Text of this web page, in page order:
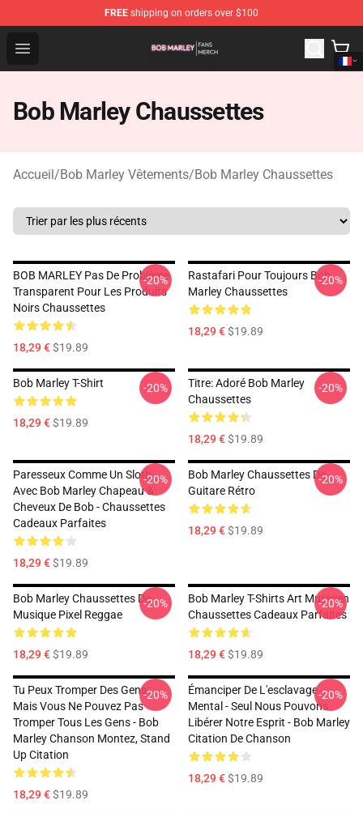
FREE shipping on orders over $100
Open menu
Bob Marley Shop - Official Bob Marley Merchandise
Bob Marley Chaussettes
Accueil/Bob Marley Vêtements/Bob Marley Chaussettes
BOB MARLEY Pas De Problème
Transparent Pour Les Produits
Noirs Chaussettes
18,29 €$19.89
-20%
Rastafari Pour Toujours Bob
Marley Chaussettes
18,29 €$19.89
-20%
Bob Marley T-Shirt
18,29 €$19.89
-20%
Titre: Adoré Bob Marley
Chaussettes
18,29 €$19.89
-20%
Paresseux Comme Un Sloth
Avec Bob Marley Chapeau &
Cheveux De Bob - Chaussettes
Cadeaux Parfaites
18,29 €$19.89
-20%
Bob Marley Chaussettes De
Guitare Rétro
18,29 €$19.89
-20%
Bob Marley Chaussettes De
Musique Pixel Reggae
18,29 €$19.89
-20%
Bob Marley T-Shirts Art Musicien
Chaussettes Cadeaux Parfaites
18,29 €$19.89
-20%
Tu Peux Tromper Des Gens.
Mais Vous Ne Pouvez Pas
Tromper Tous Les Gens - Bob
Marley Chanson Montez, Stand
Up Citation
18,29 €$19.89
-20%
Émanciper De L'esclavage
Mental - Seul Nous Pouvons
Libérer Notre Esprit - Bob Marley
Citation De Chanson
18,29 €$19.89
-20%